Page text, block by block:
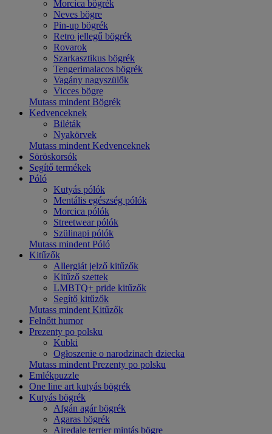
Morcica bögrék
Neves bögre
Pin-up bögrék
Retro jellegű bögrék
Rovarok
Szarkasztikus bögrék
Tengerimalacos bögrék
Vagány nagyszülők
Vicces bögre
Mutass mindent Bögrék
Kedvenceknek
Biléták
Nyakörvek
Mutass mindent Kedvenceknek
Söröskorsók
Segítő termékek
Póló
Kutyás pólók
Mentális egészség pólók
Morcica pólók
Streetwear pólók
Szülinapi pólók
Mutass mindent Póló
Kitűzők
Allergiát jelző kitűzők
Kitűző szettek
LMBTQ+ pride kitűzők
Segítő kitűzők
Mutass mindent Kitűzők
Felnőtt humor
Prezenty po polsku
Kubki
Ogłoszenie o narodzinach dziecka
Mutass mindent Prezenty po polsku
Emlékpuzzle
One line art kutyás bögrék
Kutyás bögrék
Afgán agár bögrék
Agaras bögrék
Airedale terrier mintás bögre